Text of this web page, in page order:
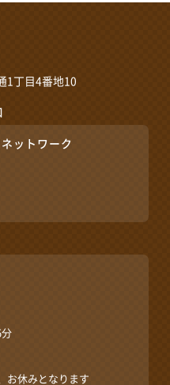
1丁目4番地10
ットワーク
お休みとなります